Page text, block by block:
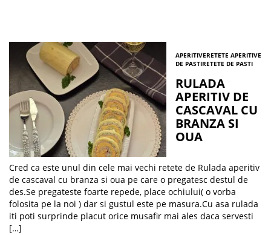
APERITIVERETETE APERITIVE
DE PASTIRETETE DE PASTI
RULADA
APERITIV DE
CASCAVAL CU
BRANZA SI
OUA
Cred ca este unul din cele mai vechi retete de Rulada aperitiv
de cascaval cu branza si oua pe care o pregatesc destul de
des.Se pregateste foarte repede, place ochiului( o vorba
folosita pe la noi ) dar si gustul este pe masura.Cu asa rulada
iti poti surprinde placut orice musafir mai ales daca servesti
[…]